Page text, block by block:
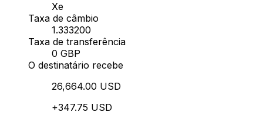
Xe
Taxa de câmbio
1.333200
Taxa de transferência
0 GBP
O destinatário recebe
26,664.00 USD
+347.75 USD